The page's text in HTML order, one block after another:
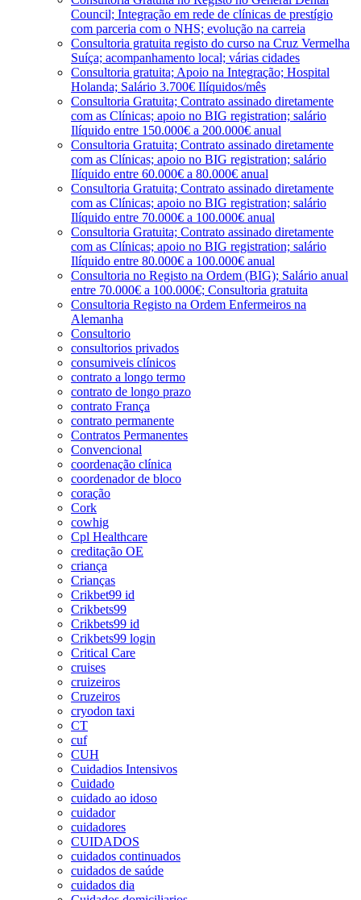
Council; Integração em rede de clínicas de prestígio
com parceria com o NHS; evolução na carreia
Consultoria gratuita registo do curso na Cruz Vermelha
Suíça; acompanhamento local; várias cidades
Consultoria gratuita; Apoio na Integração; Hospital
Holanda; Salário 3.700€ Ilíquidos/mês
Consultoria Gratuita; Contrato assinado diretamente
com as Clínicas; apoio no BIG registration; salário
Ilíquido entre 150.000€ a 200.000€ anual
Consultoria Gratuita; Contrato assinado diretamente
com as Clínicas; apoio no BIG registration; salário
Ilíquido entre 60.000€ a 80.000€ anual
Consultoria Gratuita; Contrato assinado diretamente
com as Clínicas; apoio no BIG registration; salário
Ilíquido entre 70.000€ a 100.000€ anual
Consultoria Gratuita; Contrato assinado diretamente
com as Clínicas; apoio no BIG registration; salário
Ilíquido entre 80.000€ a 100.000€ anual
Consultoria no Registo na Ordem (BIG); Salário anual
entre 70.000€ a 100.000€; Consultoria gratuita
Consultoria Registo na Ordem Enfermeiros na
Alemanha
Consultorio
consultorios privados
consumiveis clínicos
contrato a longo termo
contrato de longo prazo
contrato França
contrato permanente
Contratos Permanentes
Convencional
coordenação clínica
coordenador de bloco
coração
Cork
cowhig
Cpl Healthcare
creditação OE
criança
Crianças
Crikbet99 id
Crikbets99
Crikbets99 id
Crikbets99 login
Critical Care
cruises
cruizeiros
Cruzeiros
cryodon taxi
CT
cuf
CUH
Cuidadios Intensivos
Cuidado
cuidado ao idoso
cuidador
cuidadores
CUIDADOS
cuidados continuados
cuidados de saúde
cuidados dia